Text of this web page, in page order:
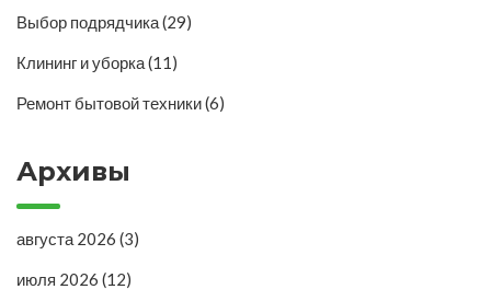
Выбор подрядчика(29)
Клининг и уборка(11)
Ремонт бытовой техники(6)
Архивы
августа 2026 (3)
июля 2026 (12)